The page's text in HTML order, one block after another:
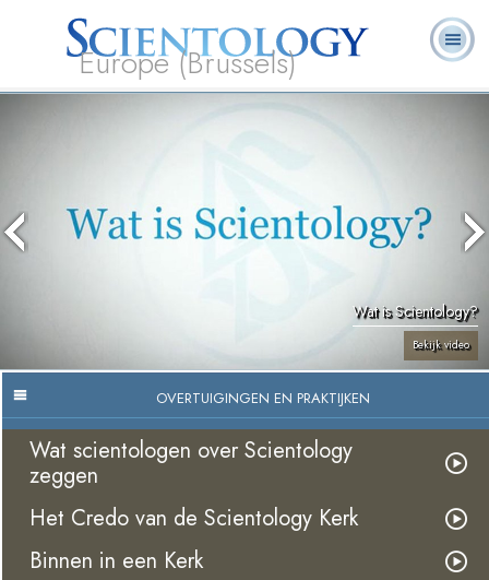
Europe (Brussels)
Werkers
Wat is Scientology?
Bekijk video
OVERTUIGINGEN EN PRAKTIJKEN
Wat scientologen over Scientology
zeggen
Het Credo van de Scientology Kerk
Binnen in een Kerk